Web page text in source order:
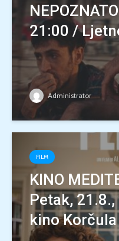
21:00 /
Administrator
FILM
KINO
Petak,
kino Korčula